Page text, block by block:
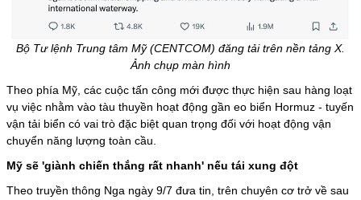
Bộ Tư lệnh Trung tâm Mỹ (CENTCOM) đăng tải trên nền tảng X.
Ảnh chụp màn hình
Theo phía Mỹ, các cuộc tấn công mới được thực hiện sau hàng loạt
vụ việc nhằm vào tàu thuyền hoạt động gần eo biển Hormuz - tuyến
vận tải biển có vai trò đặc biệt quan trọng đối với hoạt động vận
chuyển năng lượng toàn cầu.
Mỹ sẽ 'giành chiến thắng rất nhanh' nếu tái xung đột
Theo truyền thông Nga ngày 9/7 đưa tin, trên chuyên cơ trở về sau